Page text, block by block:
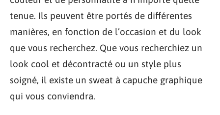
tenue. Ils peuvent être portés de différentes
manières, en fonction de l’occasion et du look
que vous recherchez. Que vous recherchiez un
look cool et décontracté ou un style plus
soigné, il existe un sweat à capuche graphique
qui vous conviendra.